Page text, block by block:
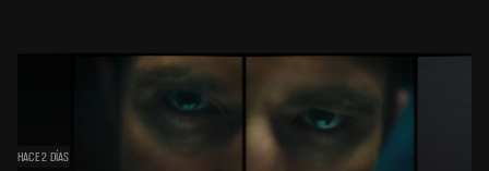
HACE 2 DÍAS